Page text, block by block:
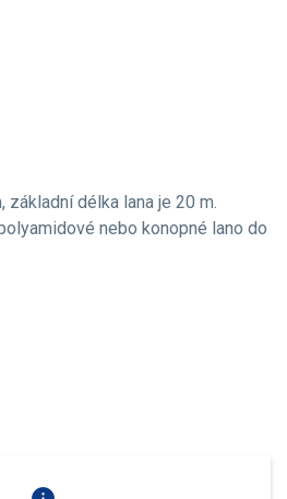
základní délka lana je 20 m.
nebo konopné lano do